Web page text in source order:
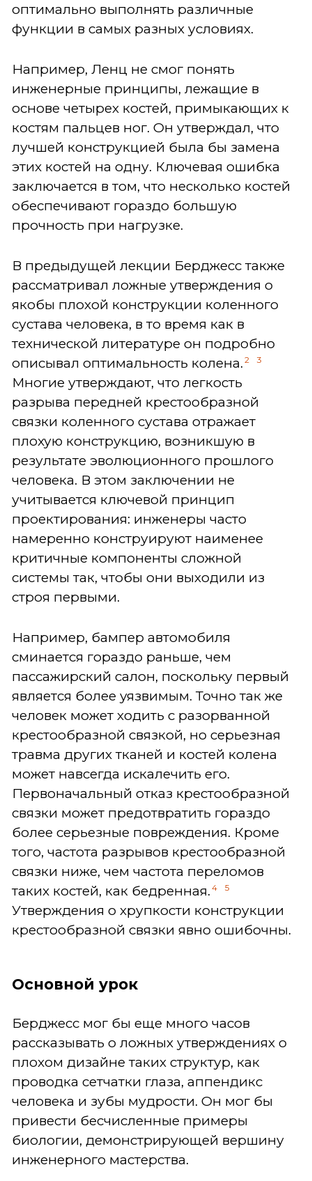
оптимально выполнять различные
функции в самых разных условиях.
Например, Ленц не смог понять
инженерные принципы, лежащие в
основе четырех костей, примыкающих к
костям пальцев ног. Он утверждал, что
лучшей конструкцией была бы замена
этих костей на одну. Ключевая ошибка
заключается в том, что несколько костей
обеспечивают гораздо большую
прочность при нагрузке.
В предыдущей лекции Берджесс также
рассматривал ложные утверждения о
якобы плохой конструкции коленного
сустава человека, в то время как в
технической литературе он подробно
описывал оптимальность колена. 2 3
Многие утверждают, что легкость
разрыва передней крестообразной
связки коленного сустава отражает
плохую конструкцию, возникшую в
результате эволюционного прошлого
человека. В этом заключении не
учитывается ключевой принцип
проектирования: инженеры часто
намеренно конструируют наименее
критичные компоненты сложной
системы так, чтобы они выходили из
строя первыми.
Например, бампер автомобиля
сминается гораздо раньше, чем
пассажирский салон, поскольку первый
является более уязвимым. Точно так же
человек может ходить с разорванной
крестообразной связкой, но серьезная
травма других тканей и костей колена
может навсегда искалечить его.
Первоначальный отказ крестообразной
связки может предотвратить гораздо
более серьезные повреждения. Кроме
того, частота разрывов крестообразной
связки ниже, чем частота переломов
таких костей, как бедренная. 4 5
Утверждения о хрупкости конструкции
крестообразной связки явно ошибочны.
Основной урок
Берджесс мог бы еще много часов
рассказывать о ложных утверждениях о
плохом дизайне таких структур, как
проводка сетчатки глаза, аппендикс
человека и зубы мудрости. Он мог бы
привести бесчисленные примеры
биологии, демонстрирующей вершину
инженерного мастерства.